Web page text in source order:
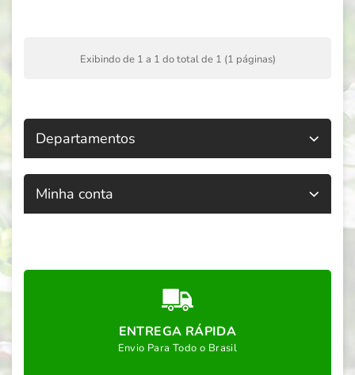
Exibindo de 1 a 1 do total de 1 (1 páginas)
Departamentos
Minha conta
ENTREGA RÁPIDA
Envio Para Todo o Brasil